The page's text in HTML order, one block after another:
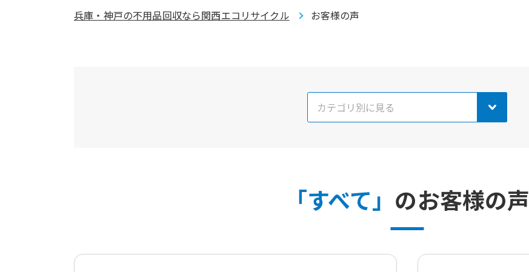
兵庫・神戸の不用品回収なら関西エコリサイクル お客様の声
「すべて」 のお客様の声